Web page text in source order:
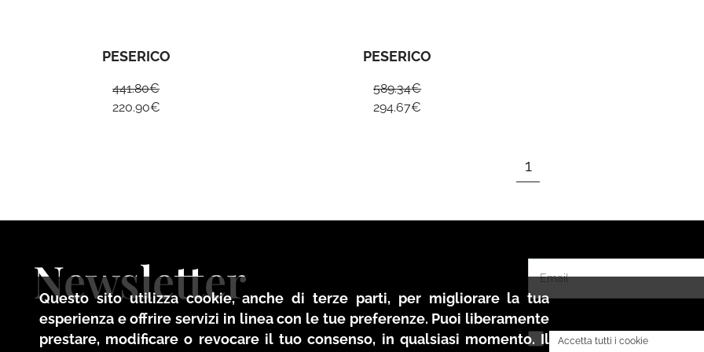
PESERICO
441.80€
220.90€
PESERICO
589.34€
294.67€
1
Newsletter
Accetto i termini
Questo sito utilizza cookie, anche di terze parti, per migliorare la tua
esperienza e offrire servizi in linea con le tue preferenze. Puoi liberamente
prestare, modificare o revocare il tuo consenso, in qualsiasi momento. Il
Accetta tutti i cookie